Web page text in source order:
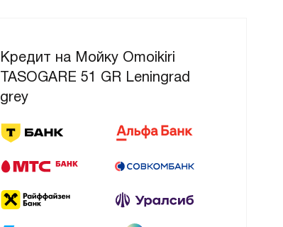
Кредит на Мойку Omoikiri
TASOGARE 51 GR Leningrad
grey